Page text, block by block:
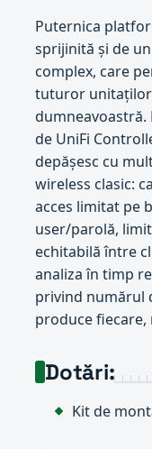
Puternica
sprijinită și de
complex, care
tuturor unitaților
de UniFi
depășesc cu
wireless clasic:
acces limitat pe
user/parolă,
echitabilă între
analiza în timp
privind numărul
produce fiecare,
Dotări:
Kit de